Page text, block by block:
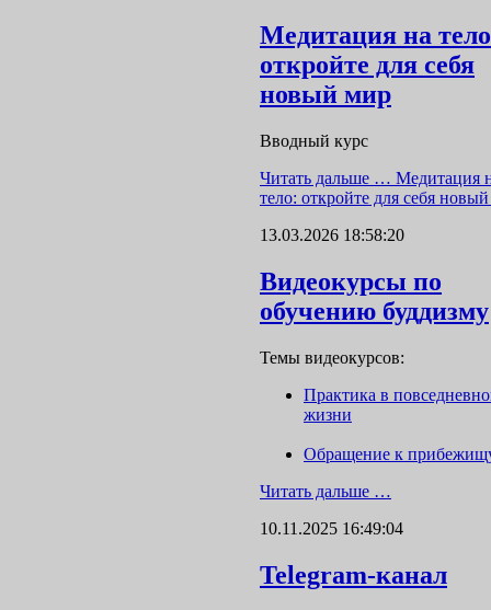
Медитация на
откройте для себя
новый мир
Вводный курс
Читать дальше … Медитация
тело: откройте для себя
13.03.2026 18:58:20
Видеокурсы по
обучению буддизму
Темы видеокурсов:
Практика в
жизни
Обращение к
Читать дальше …
10.11.2025 16:49:04
Telegram-канал